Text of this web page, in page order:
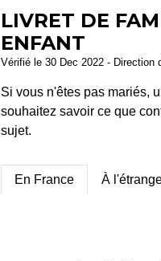
LIVRET DE
ENFANT
Vérifié le 30 Dec 2022 - Direction
Si vous n'êtes pas mariés,
souhaitez savoir ce que
sujet.
En France À